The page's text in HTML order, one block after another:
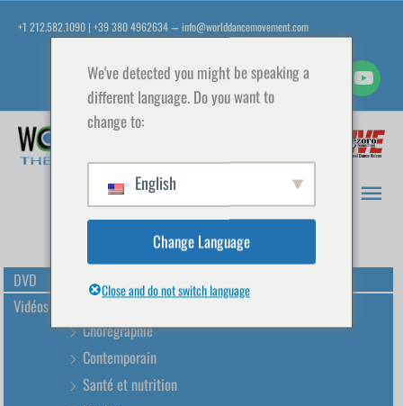
+1 212.582.1090 | +39 380 4962634 — info@worlddancemovement.com
DVD
Vidéos de danse
Chorégraphie
Contemporain
Santé et nutrition
We've detected you might be speaking a
different language. Do you want to
change to:
English
Change Language
Close and do not switch language